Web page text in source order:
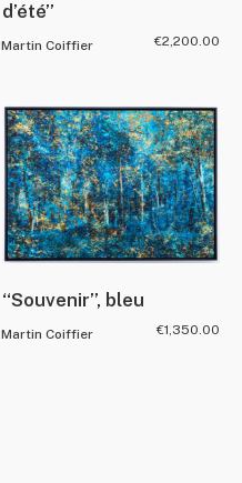
d’été”
Martin Coiffier €2,200.00
“Souvenir”, bleu
Martin Coiffier €1,350.00